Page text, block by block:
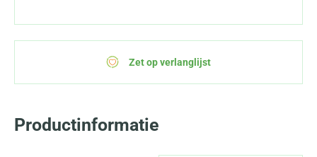
Zet op verlanglijst
Productinformatie